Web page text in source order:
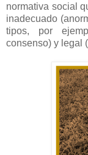
normativa social
inadecuado
tipos, por
consenso) y legal